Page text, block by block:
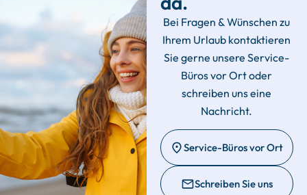
Bei Fragen & Wünschen zu
Ihrem Urlaub kontaktieren
Sie gerne unsere Service-
Büros vor Ort oder
schreiben uns eine
Nachricht.
Service-Büros vor Ort
Schreiben Sie uns